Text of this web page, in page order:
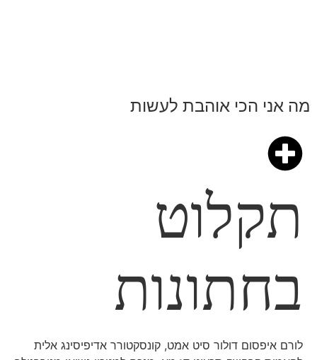
מה אני הכי אוהבת לעשות
תקלוט
בחתונות
לורם איפסום דולור סיט אמט, קונסקטורר אדיפיסינג אלית